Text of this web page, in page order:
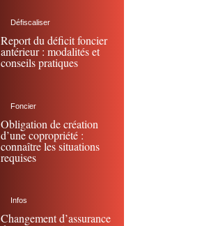
Défiscaliser
Report du déficit foncier
antérieur : modalités et
conseils pratiques
Foncier
Obligation de création
d’une copropriété :
connaître les situations
requises
Infos
Changement d’assurance